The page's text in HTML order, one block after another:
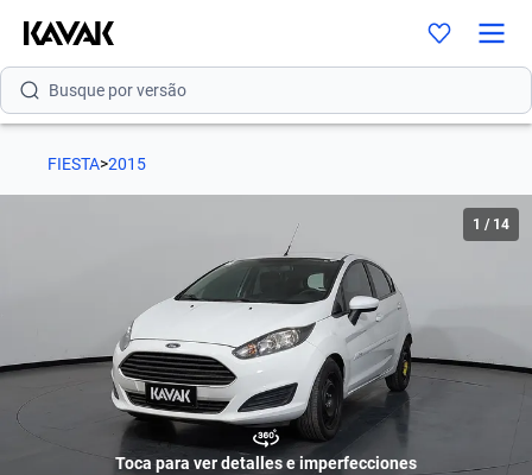
Busque por modelo
Busque por versão
Busque por marca
Busque por versão
Busque por ano
FIESTA>2015
Toca para ver detalles e imperfecciones
1 / 14